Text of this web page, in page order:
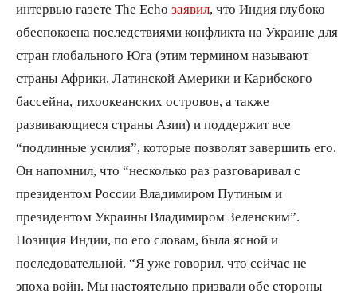
интервью газете The Echo заявил , что Индия глубоко
обеспокоена последствиями конфликта на Украине для
стран глобального Юга (этим термином называют
страны Африки, Латинской Америки и Карибского
бассейна, тихоокеанских островов, а также
развивающиеся страны Азии) и поддержит все
“подлинные усилия”, которые позволят завершить его.
Он напомнил, что “несколько раз разговаривал с
президентом России Владимиром Путиным и
президентом Украины Владимиром Зеленским”.
Позиция Индии, по его словам, была ясной и
последовательной. “Я уже говорил, что сейчас не
эпоха войн. Мы настоятельно призвали обе стороны